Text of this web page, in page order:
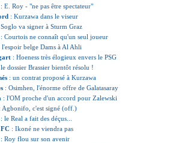
: E. Roy - "ne pas être spectateur"
: Kurzawa dans le viseur
Soglo va signer à Sturm Graz
: Courtois ne connaît qu'un seul joueur
l'espoir belge Dams à Al Ahli
: Hoeness très élogieux envers le PSG
le dossier Brassier bientôt résolu !
: un contrat proposé à Kurzawa
: Osimhen, l'énorme offre de Galatasaray
: l'OM proche d'un accord pour Zalewski
: Agbonifo, c'est signé (off.)
: le Real a fait des déçus...
: Ikoné ne viendra pas
: Roy flou sur son avenir